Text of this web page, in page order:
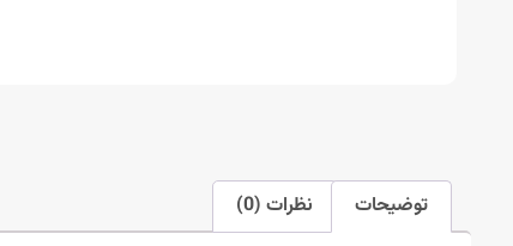
توضیحات نظرات (0)